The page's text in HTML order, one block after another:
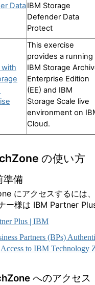
DataIBM Storage
Defender Data
Protect
with
This exercise
provides a running
IBM Storage
Enterprise Edition
(EE) and IBM
Storage Scale live
environment on
Cloud.
の使い方
準備
にアクセスするには
ー様は IBM Partner
Plus | IBM
Partners (BPs)
Access to IBM Technology
へのアクセス